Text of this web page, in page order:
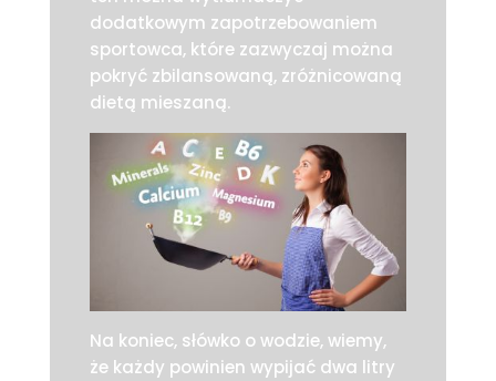
dodatkowym zapotrzebowaniem
sportowca, które zazwyczaj można
pokryć zbilansowaną, zróżnicowaną
dietą mieszaną.
Na koniec, słówko o wodzie, wiemy,
że każdy powinien wypijać dwa litry